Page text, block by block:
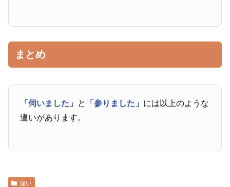
まとめ
「伺いました」 と 「参りました」 には以上のような
違いがあります。
違い